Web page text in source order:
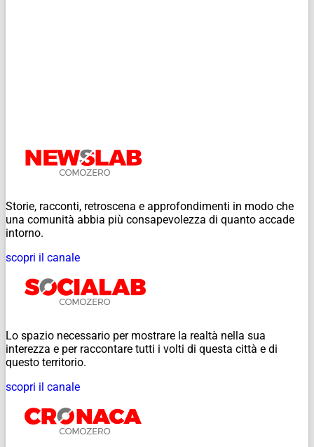
Storie, racconti, retroscena e approfondimenti in modo che
una comunità abbia più consapevolezza di quanto accade
intorno.
scopri il canale
Lo spazio necessario per mostrare la realtà nella sua
interezza e per raccontare tutti i volti di questa città e di
questo territorio.
scopri il canale